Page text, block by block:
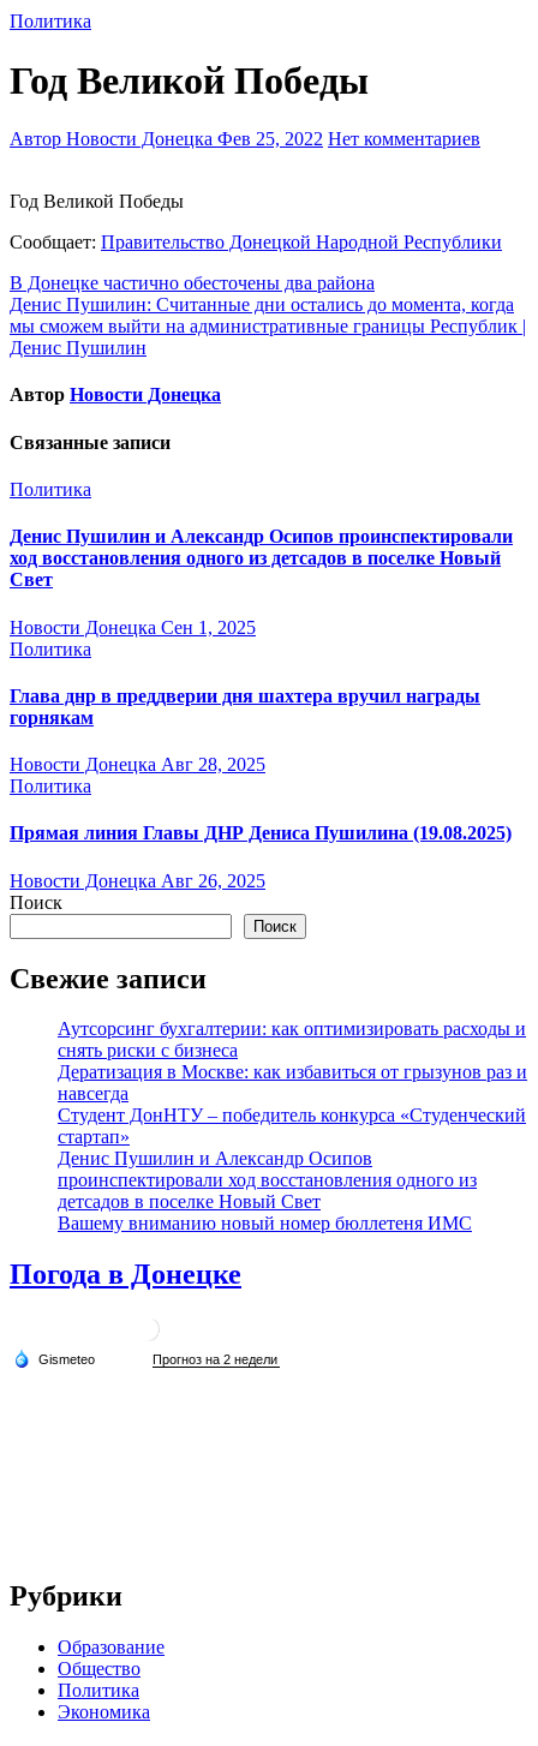
Политика
Год Великой Победы
Автор Новости Донецка Фев 25, 2022 Нет комментариев
Год Великой Победы
Сообщает: Правительство Донецкой Народной Республики
Навигация
по
записям
В Донецке частично обесточены два района
Денис Пушилин: Считанные дни остались до момента, когда
мы сможем выйти на административные границы Республик |
Денис Пушилин
Автор Новости Донецка
Связанные записи
Политика
Денис Пушилин и Александр Осипов проинспектировали
ход восстановления одного из детсадов в поселке Новый
Свет
Новости Донецка Сен 1, 2025
Политика
Глава днр в преддверии дня шахтера вручил награды
горнякам
Новости Донецка Авг 28, 2025
Политика
Прямая линия Главы ДНР Дениса Пушилина (19.08.2025)
Новости Донецка Авг 26, 2025
Поиск
Поиск
Свежие записи
Аутсорсинг бухгалтерии: как оптимизировать расходы и
снять риски с бизнеса
Дератизация в Москве: как избавиться от грызунов раз и
навсегда
Студент ДонНТУ – победитель конкурса «Студенческий
стартап»
Денис Пушилин и Александр Осипов
проинспектировали ход восстановления одного из
детсадов в поселке Новый Свет
Вашему вниманию новый номер бюллетеня ИМС
Погода в Донецке
Рубрики
Образование
Общество
Политика
Экономика